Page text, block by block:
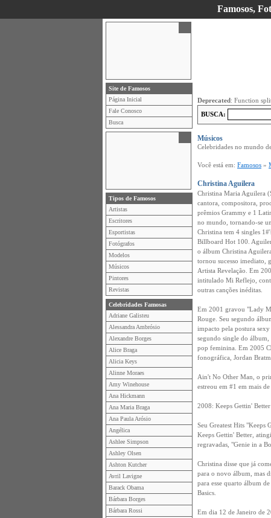
Famosos,
Site de Famosos
Página Inicial
Fale Conosco
Busca
Tipos de Famosos
Artistas
Escritores
Esportistas
Fotógrafos
Modelos
Músicos
Pintores
Revistas
Celebridades Famosas
Adriane Galisteu
Alessandra Ambrósio
Alexandre Borges
Alice Braga
Alicia Keys
Alinne Moraes
Amy Winehouse
Ana Hickmann
Ana Maria Braga
Ana Paula Arósio
Angélica
Ashlee Simpson
Ashley Olsen
Ashton Kutcher
Avril Lavigne
Barack Obama
Bárbara Borges
Bárbara Rossi
Deprecated: Function
BUSCA:
Músicos
Celebridades no mundo
Você está em: Famosos »
Christina Aguilera
Christina Maria Aguilera
cantora, compositora,
prêmios Grammy e 1
no mundo, tornando-se
Christina tem 4 singles
Billboard Hot 100.
o álbum Christina
tornou sucesso imediato,
Artista Revelação. Em
intitulado Mi Reflejo,
outras canções inéditas.
Em 2001 gravou "Lady
Rouge. Seu segundo
impacto pela postura
segundo single do
pop feminina. Em 2005
fonográfica, Jordan
Ain't No Other Man, o
estreou em #1 em mais
2008: Keeps Gettin'
Seu Greatest Hits
Keeps Gettin' Better,
regravadas, "Genie in a
Christina disse que já
para o novo álbum, mas
para esse quarto álbum
Basics.
Em dia 12 de Janeiro de